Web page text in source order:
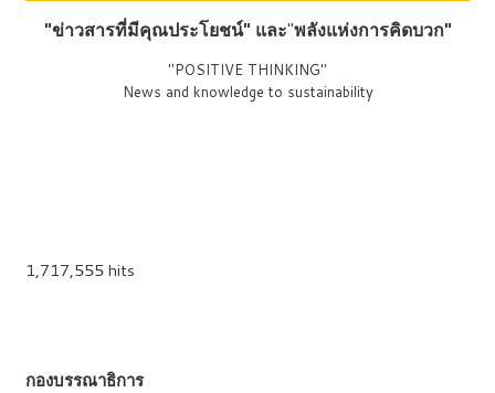
"ข่าวสารที่มีคุณประโยชน์" และ"พลังแห่งการคิดบวก"
"POSITIVE THINKING"
News and knowledge to sustainability
1,717,555 hits
กองบรรณาธิการ